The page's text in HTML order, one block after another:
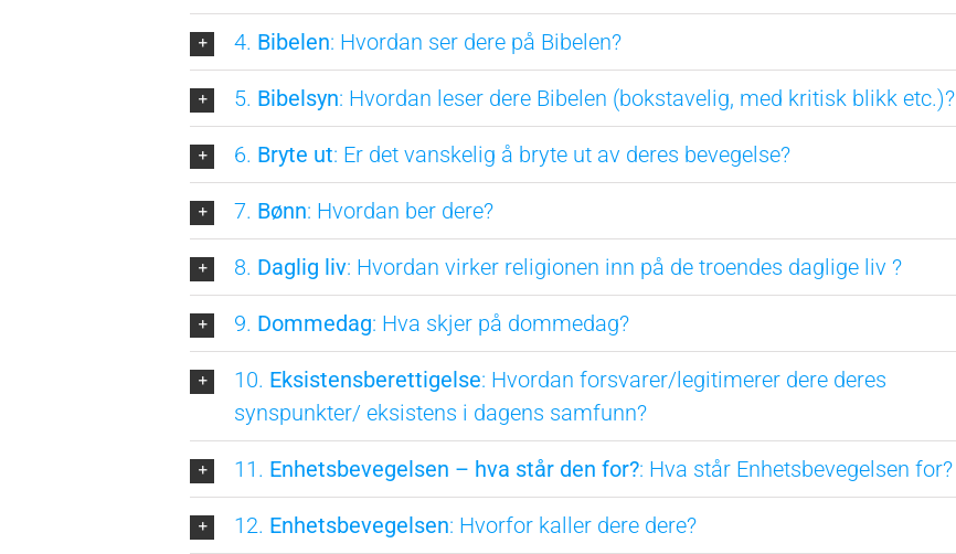
4. Bibelen: Hvordan ser dere på Bibelen?
5. Bibelsyn: Hvordan leser dere Bibelen (bokstavelig, med kritisk blikk etc.)?
6. Bryte ut: Er det vanskelig å bryte ut av deres bevegelse?
7. Bønn: Hvordan ber dere?
8. Daglig liv: Hvordan virker religionen inn på de troendes daglige liv ?
9. Dommedag: Hva skjer på dommedag?
10. Eksistensberettigelse: Hvordan forsvarer/legitimerer dere deres
synspunkter/ eksistens i dagens samfunn?
11. Enhetsbevegelsen – hva står den for?: Hva står Enhetsbevegelsen for?
12. Enhetsbevegelsen: Hvorfor kaller dere dere?